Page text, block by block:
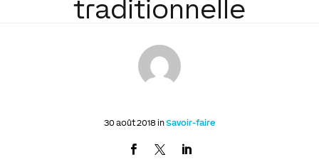
traditionnelle
30 août 2018 inSavoir-faire